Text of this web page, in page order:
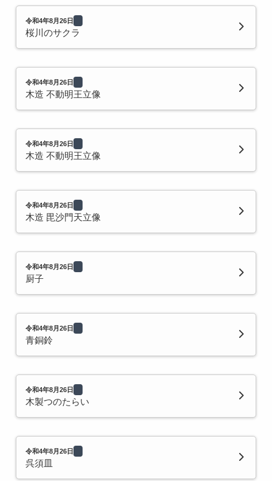
令和4年8月26日
桜川のサクラ
令和4年8月26日
木造 不動明王立像
令和4年8月26日
木造 不動明王立像
令和4年8月26日
木造 毘沙門天立像
令和4年8月26日
厨子
令和4年8月26日
青銅鈴
令和4年8月26日
木製つのたらい
令和4年8月26日
呉須皿